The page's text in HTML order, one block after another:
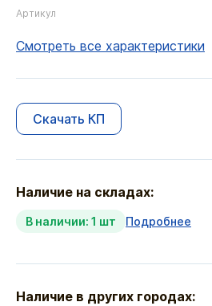
Артикул
Смотреть все характеристики
Скачать КП
Наличие на складах:
В наличии: 1 шт Подробнее
Наличие в других городах: